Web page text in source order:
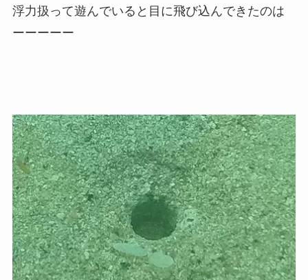
浮力扱って遊んでいると目に飛び込んできたのは
ーーーーー